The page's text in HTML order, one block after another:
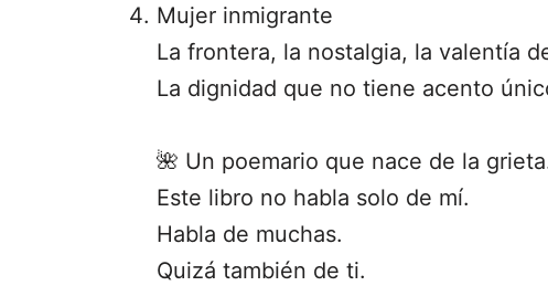
Mujer inmigrante
La frontera, la nostalgia, la valentía
La dignidad que no tiene acento
🌺 Un poemario que nace de la
Este libro no habla solo de mí.
Habla de muchas.
Quizá también de ti.